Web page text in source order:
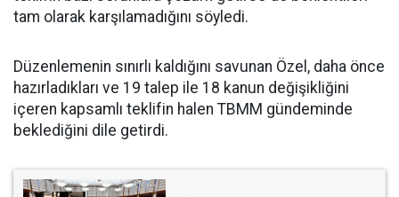
tam olarak karşılamadığını söyledi.
Düzenlemenin sınırlı kaldığını savunan Özel, daha önce
hazırladıkları ve 19 talep ile 18 kanun değişikliğini
içeren kapsamlı teklifin halen TBMM gündeminde
beklediğini dile getirdi.